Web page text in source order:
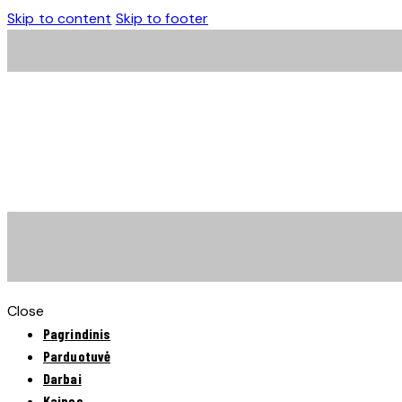
Skip to content Skip to footer
Close
Pagrindinis
Parduotuvė
Darbai